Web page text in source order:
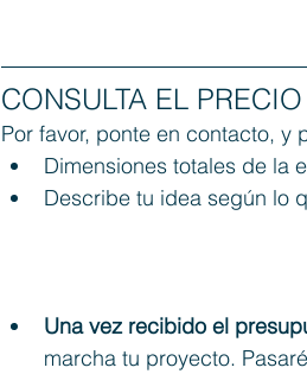
CONSULTA EL
Por favor, ponte en contacto, y
Dimensiones totales de la
Describe tu idea según lo
Una vez recibido el
marcha tu proyecto.